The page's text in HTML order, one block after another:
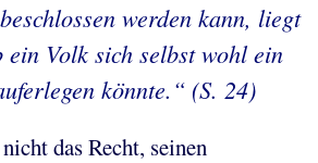
werden kann, liegt
Volk sich selbst wohl ein
könnte.“ (S. 24)
das Recht, seinen